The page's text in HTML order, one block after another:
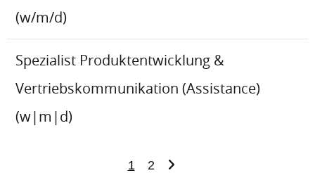
(w/m/d)
Spezialist Produktentwicklung &
Vertriebskommunikation (Assistance)
(w|m|d)
1 2